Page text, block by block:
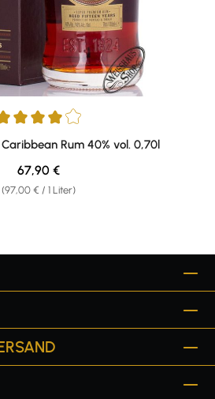
von 4 von 5 Sternen
Rum 40% vol. 0,70l
(97,00 € / 1 Liter)
Regulärer Preis:
67,90 €